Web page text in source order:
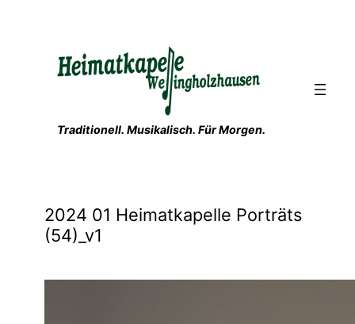
Traditionell. Musikalisch. Für Morgen.
2024 01 Heimatkapelle Porträts
(54)_v1